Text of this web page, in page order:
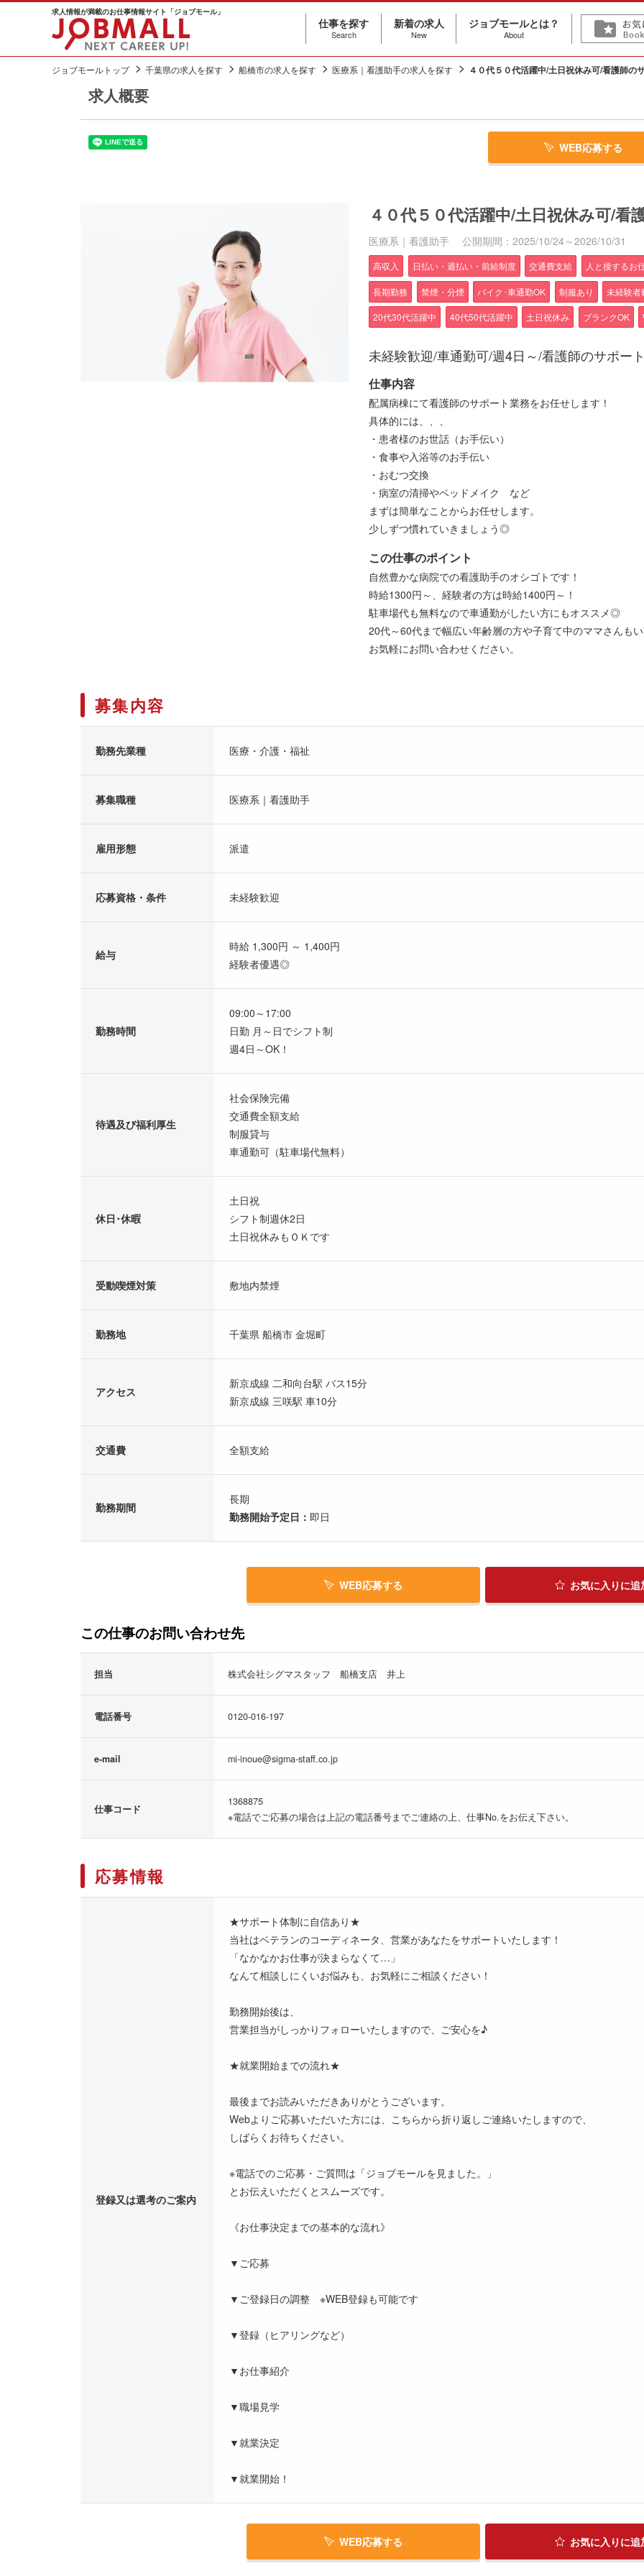
求人情報が満載のお仕事情報サイト「ジョブモール」
仕事を探す
Search
新着の求人
New
ジョブモールとは？
About
ジョブモールトップ 千葉県の求人を探す 船橋市の求人を探す 医療系｜看護助手の求人を探す ４０代５０代活躍中/土日祝休み可/看護師の
求人概要
WEB応募する
４０代５０代活躍中/土日祝休み可/看
医療系｜看護助手 公開期間：2025/10/24～2026/10/31
高収入 日払い・週払い・前給制度 交通費支給 人と接するお
長期勤務 禁煙・分煙 バイク･車通勤OK 制服あり 未経験者
20代30代活躍中 40代50代活躍中 土日祝休み ブランクOK
未経験歓迎/車通勤可/週4日～/看護師のサポー
仕事内容
配属病棟にて看護師のサポート業務をお任せします！
具体的には、、、
・患者様のお世話（お手伝い）
・食事や入浴等のお手伝い
・おむつ交換
・病室の清掃やベッドメイク など
まずは簡単なことからお任せします。
少しずつ慣れていきましょう◎
この仕事のポイント
自然豊かな病院での看護助手のオシゴトです！
時給1300円～、経験者の方は時給1400円～！
駐車場代も無料なので車通勤がしたい方にもオススメ◎
20代～60代まで幅広い年齢層の方や子育て中のママさんも
お気軽にお問い合わせください。
募集内容
勤務先業種 医療・介護・福祉
募集職種 医療系｜看護助手
雇用形態 派遣
応募資格・条件 未経験歓迎
給与
時給 1,300円 ～ 1,400円
経験者優遇◎
勤務時間
09:00～17:00
日勤 月～日でシフト制
週4日～OK！
待遇及び福利厚生
社会保険完備
交通費全額支給
制服貸与
車通勤可（駐車場代無料）
休日･休暇
土日祝
シフト制週休2日
土日祝休みもＯＫです
受動喫煙対策 敷地内禁煙
勤務地 千葉県 船橋市 金堀町
アクセス
新京成線 二和向台駅 バス15分
新京成線 三咲駅 車10分
交通費 全額支給
勤務期間
長期
勤務開始予定日： 即日
WEB応募する お気に入り に追
この仕事のお問い合わせ先
担当 株式会社シグマスタッフ 船橋支店 井上
電話番号 0120-016-197
e-mail mi-inoue@sigma-staff.co.jp
仕事コード
1368875
※電話でご応募の場合は上記の電話番号までご連絡の上、仕事No.をお伝え下さい。
応募情報
登録又は選考のご案内
★サポート体制に自信あり★
当社はベテランのコーディネータ、営業があなたをサポートいたします！
「なかなかお仕事が決まらなくて…」
なんて相談しにくいお悩みも、お気軽にご相談ください！
勤務開始後は、
営業担当がしっかりフォローいたしますので、ご安心を♪
★就業開始までの流れ★
最後までお読みいただきありがとうございます。
Webよりご応募いただいた方には、こちらから折り返しご連絡いたしますので、
しばらくお待ちください。
※電話でのご応募・ご質問は「ジョブモールを見ました。」
とお伝えいただくとスムーズです。
《お仕事決定までの基本的な流れ》
▼ご応募
▼ご登録日の調整 ※WEB登録も可能です
▼登録（ヒアリングなど）
▼お仕事紹介
▼職場見学
▼就業決定
▼就業開始！
WEB応募する お気に入り に追